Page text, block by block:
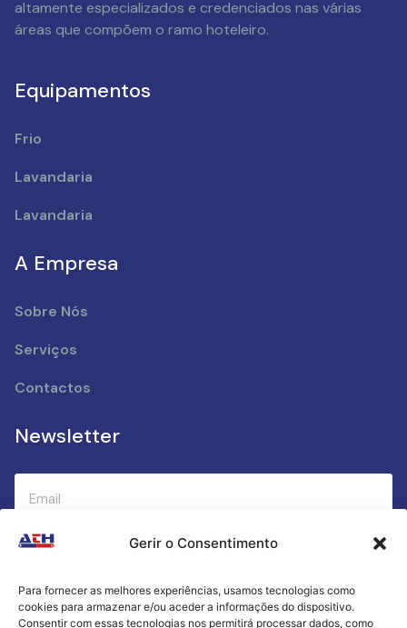
Gerir o Consentimento
Para fornecer as melhores experiências, usamos tecnologias como
cookies para armazenar e/ou aceder a informações do dispositivo.
Consentir com essas tecnologias nos permitirá processar dados, como
altamente especializados e credenciados nas várias
áreas que compõem o ramo hoteleiro.
Equipamentos
Frio
Lavandaria
Lavandaria
A Empresa
Sobre Nós
Serviços
Contactos
Newsletter
Submeter
Criamos a cozinha perfeita para o seu sucesso